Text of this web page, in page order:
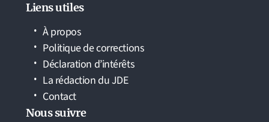
Liens utiles
À propos
Politique de corrections
Déclaration d’intérêts
La rédaction du JDE
Contact
Nous suivre